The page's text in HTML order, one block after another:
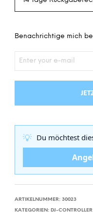
Benachrichtige mich
💡 Du möchtest
ARTIKELNUMMER: 30023
KATEGORIEN: DJ-